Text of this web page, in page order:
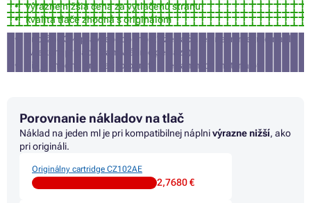
výrazne nižšia cena za vytlačenú stranu
kvalita tlače zhodná s originálom
približne 3% pravdepodobnosť, že tlačiareň nepríjme túto náplň
(v takom prípade Vám vrátime peniaze)
nie je vhodná pre tlač fotografií a reklamných materiálov
Porovnanie nákladov na tlač
Náklad na jeden ml je pri kompatibilnej náplnivýrazne nižší, ako
pri origináli.
Originálny cartridge CZ102AE
2,7680 €